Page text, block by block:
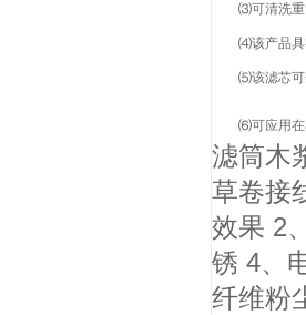
⑶可清洗重
⑷该产品具有
⑸该滤芯可安
⑹可应用在石
滤筒木
草卷接
效果 2
锈 4、
纤维粉